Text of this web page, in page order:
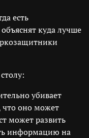
есть
куда лучше
убивает
что оно может
может развить
информацию на